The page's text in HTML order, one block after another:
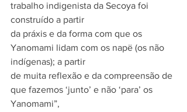
trabalho indigenista da Secoya foi
construído a partir
da práxis e da forma com que os
Yanomami lidam com os napë (os não
indígenas); a partir
de muita reflexão e da compreensão de
que fazemos ‘junto’ e não ‘para’ os
Yanomami”,